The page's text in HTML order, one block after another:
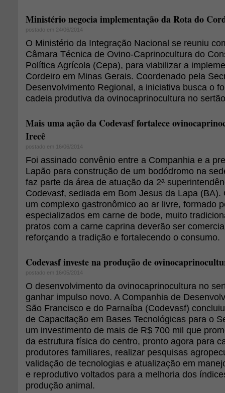
Ministério negocia implementação da Rota do
postado em 24/06/2014
O Ministério da Integração Nacional se reuniu
Câmara Técnica de Ovino-Caprinocultura do
Política Agrícola (Cepa), para viabilizar a
Cordeiro em Minas Gerais. Coordenado pela
Desenvolvimento Regional, a iniciativa busca o
cadeia produtiva da ovinocaprinocultura no
Mais uma ação da Codevasf fortalece
Irecê
postado em 16/06/2014
Foi assinado convênio entre a Companhia e a
Lapão para construção de um bodódromo na
faz parte da área de atuação da 2ª
Codevasf, sediada em Bom Jesus da Lapa (BA).
um complexo gastronômico ao ar livre, formado
especializados em carne de bode, muito
pratos com a carne caprina deverão ser
reforçando a tradição e fortalecendo o consumo.
Codevasf investe na produção de
postado em 16/05/2014
O desenvolvimento da ovinocaprinocultura no
ganhar impulso novo. A Companhia de
São Francisco e do Parnaíba (Codevasf)
de Capacitação em Bases Tecnológicas para o
um investimento de mais de R$ 700 mil que
da estrutura física do centro, pronto agora para
produtores familiares, realizar pesquisas
validação de tecnologias e atualização em
e reprodutivo voltados para a melhoria dos
produção animal.